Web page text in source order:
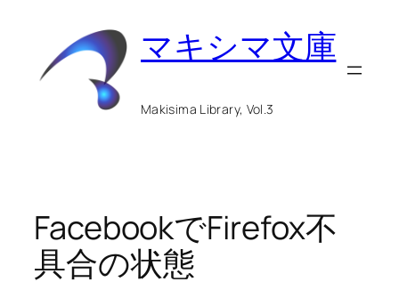
マキシマ文庫
Makisima Library, Vol.3
FacebookでFirefox不
具合の状態